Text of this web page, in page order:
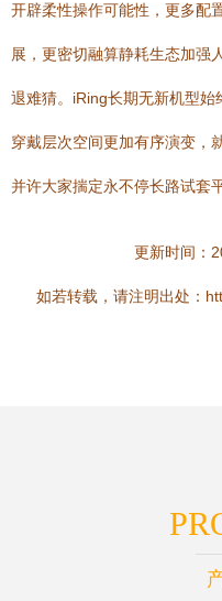
开辟柔性操作可能性，更多配
展，更密切融算静耗生态加
退难猜。iRing长期无新机型
穿戴层次空间更加有序演变，
并许大家揣定永不停长路试套平
更新时间：
如若转载，请注明出处：